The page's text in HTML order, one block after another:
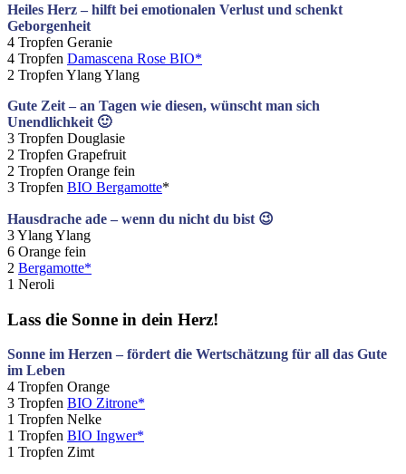
Heiles Herz – hilft bei emotionalen Verlust und schenkt
Geborgenheit
4 Tropfen Geranie
4 Tropfen Damascena Rose BIO*
2 Tropfen Ylang Ylang
Gute Zeit – an Tagen wie diesen, wünscht man sich
Unendlichkeit 🙂
3 Tropfen Douglasie
2 Tropfen Grapefruit
2 Tropfen Orange fein
3 Tropfen BIO Bergamotte*
Hausdrache ade – wenn du nicht du bist 😉
3 Ylang Ylang
6 Orange fein
2 Bergamotte*
1 Neroli
Lass die Sonne in dein Herz!
Sonne im Herzen – fördert die Wertschätzung für all das Gute
im Leben
4 Tropfen Orange
3 Tropfen BIO Zitrone*
1 Tropfen Nelke
1 Tropfen BIO Ingwer*
1 Tropfen Zimt